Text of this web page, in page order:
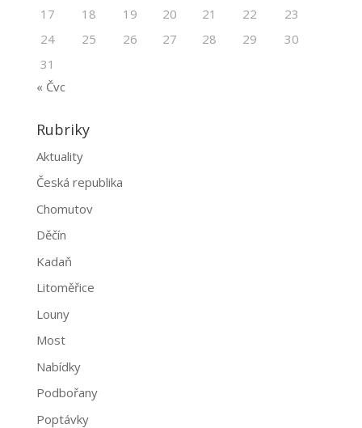
17
18 19 20 21 22
23
24
25 26 27 28 29
30
31
« Čvc
Rubriky
Aktuality
Česká republika
Chomutov
Děčín
Kadaň
Litoměřice
Louny
Most
Nabídky
Podbořany
Poptávky